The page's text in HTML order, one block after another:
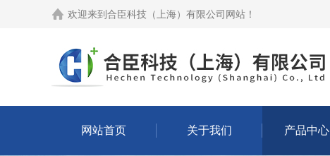
欢迎来到 合臣科技（上海）有限公司网站 ！
网站首页 关于我们 产品中心